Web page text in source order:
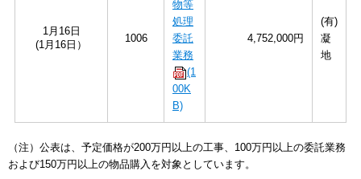
1月16日
(1月16日）
1006
物等
処理
委託
業務
(1
00K
B)
4,752,000円
(有)
凝
地
（注）公表は、予定価格が200万円以上の工事、100万円以上の委託業務
および150万円以上の物品購入を対象としています。